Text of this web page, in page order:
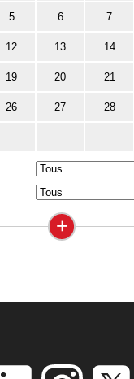
5 6 7
12 13 14
19 20 21
26 27 28
+